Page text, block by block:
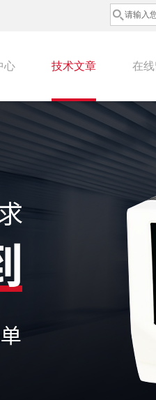
心 技术文章 在